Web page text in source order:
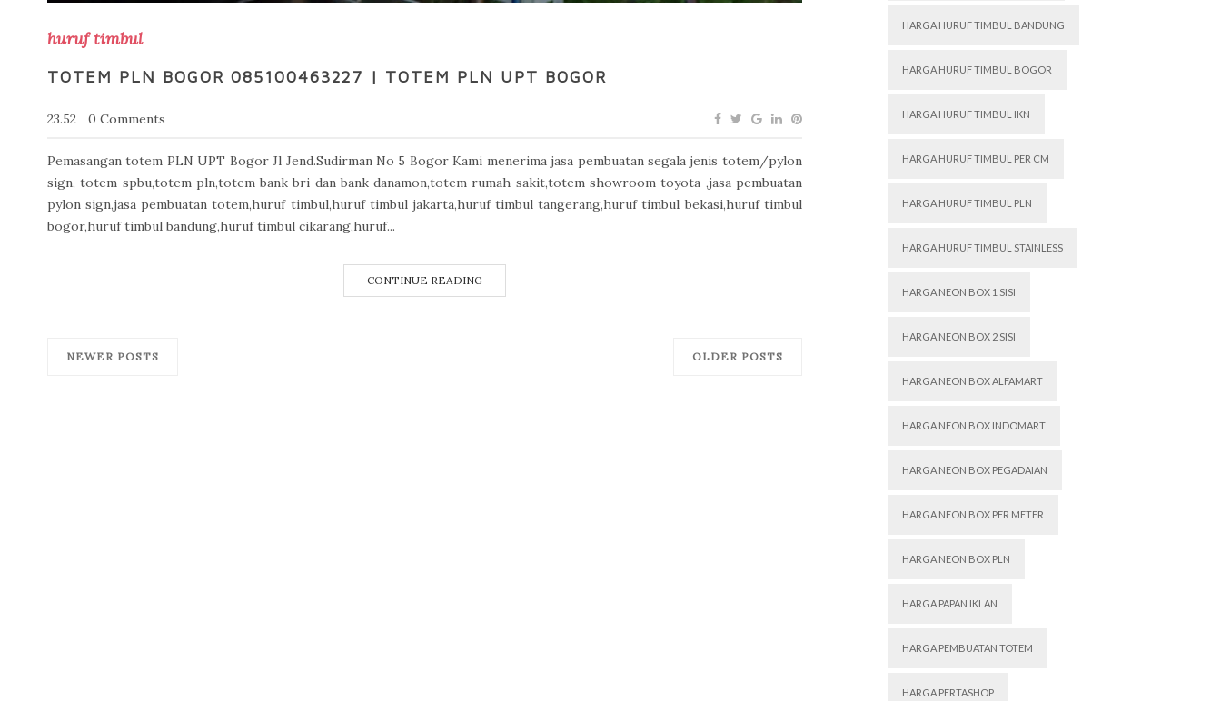
huruf timbul
TOTEM PLN BOGOR 085100463227 | TOTEM PLN UPT BOGOR
23.52 0 Comments
Pemasangan totem PLN UPT Bogor Jl Jend.Sudirman No 5 Bogor Kami menerima jasa pembuatan segala jenis totem/pylon
sign, totem spbu,totem pln,totem bank bri dan bank danamon,totem rumah sakit,totem showroom toyota ,jasa pembuatan
pylon sign,jasa pembuatan totem,huruf timbul,huruf timbul jakarta,huruf timbul tangerang,huruf timbul bekasi,huruf timbul
bogor,huruf timbul bandung,huruf timbul cikarang,huruf...
CONTINUE READING
NEWER POSTS OLDER POSTS
HARGA HURUF TIMBUL BANDUNG
HARGA HURUF TIMBUL BOGOR
HARGA HURUF TIMBUL IKN
HARGA HURUF TIMBUL PER CM
HARGA HURUF TIMBUL PLN
HARGA HURUF TIMBUL STAINLESS
HARGA NEON BOX 1 SISI
HARGA NEON BOX 2 SISI
HARGA NEON BOX ALFAMART
HARGA NEON BOX INDOMART
HARGA NEON BOX PEGADAIAN
HARGA NEON BOX PER METER
HARGA NEON BOX PLN
HARGA PAPAN IKLAN
HARGA PEMBUATAN TOTEM
HARGA PERTASHOP